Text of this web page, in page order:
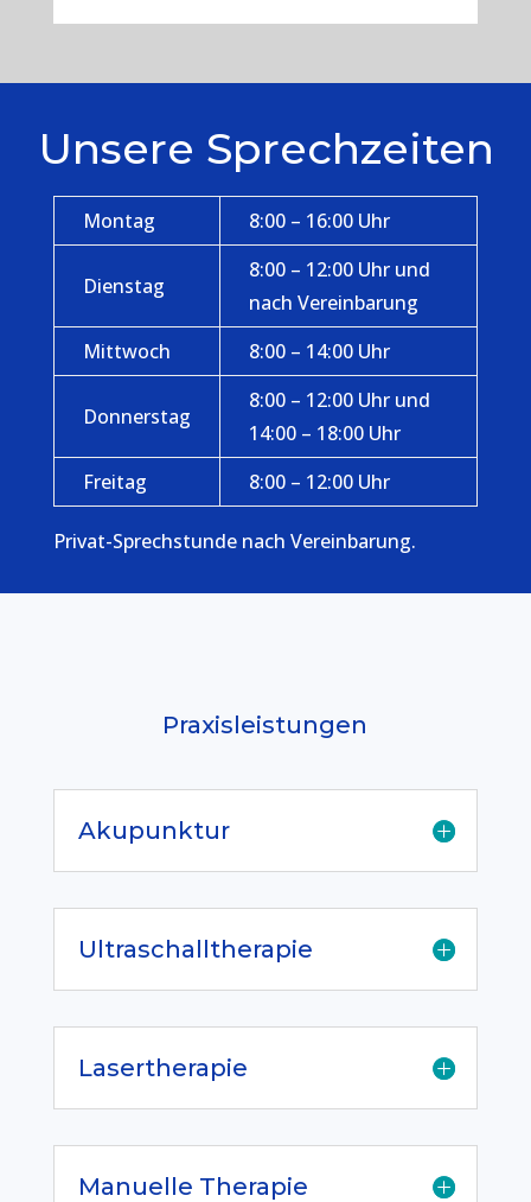
Unsere Sprechzeiten
Montag 8:00 – 16:00 Uhr
Dienstag
8:00 – 12:00 Uhr und
nach Vereinbarung
Mittwoch
8:00 – 14:00 Uhr
Donnerstag
8:00 – 12:00 Uhr und
14:00 – 18:00 Uhr
Freitag
8:00 – 12:00 Uhr
Privat-Sprechstunde nach Vereinbarung.
Praxisleistungen
Akupunktur
Ultraschalltherapie
Lasertherapie
Manuelle Therapie